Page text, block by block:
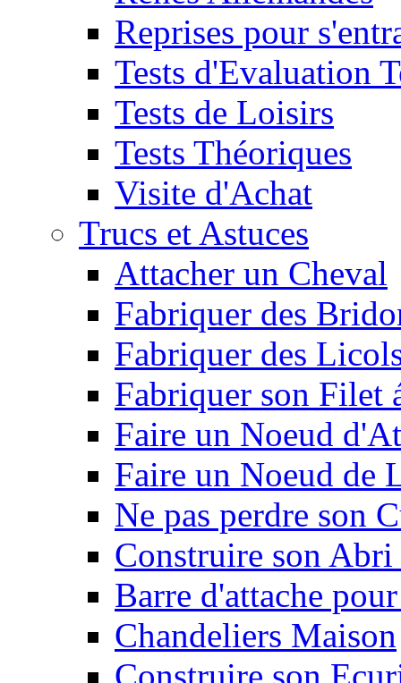
Reprises pour
Tests d'Evaluation
Tests de Loisirs
Tests Théoriques
Visite d'Achat
Trucs et Astuces
Attacher un Cheval
Fabriquer des
Fabriquer des
Fabriquer son Filet
Faire un Noeud
Faire un Noeud de
Ne pas perdre son
Construire son
Barre d'attache
Chandeliers Maison
Construire son